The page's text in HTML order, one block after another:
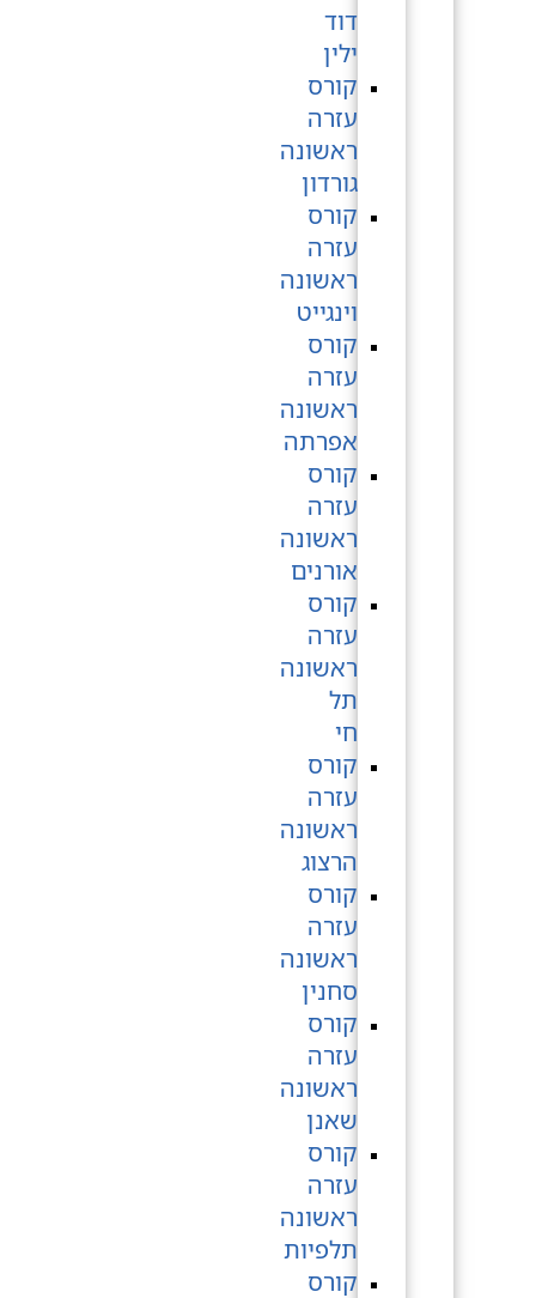
דוד
ילין
קורס
עזרה
ראשונה
גורדון
קורס
עזרה
ראשונה
וינגייט
קורס
עזרה
ראשונה
אפרתה
קורס
עזרה
ראשונה
אורנים
קורס
עזרה
ראשונה
תל
חי
קורס
עזרה
ראשונה
הרצוג
קורס
עזרה
ראשונה
סחנין
קורס
עזרה
ראשונה
שאנן
קורס
עזרה
ראשונה
תלפיות
קורס